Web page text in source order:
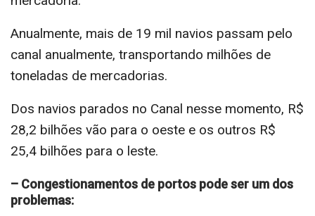
Anualmente, mais de 19 mil navios passam pelo
canal anualmente, transportando milhões de
toneladas de mercadorias.
Dos navios parados no Canal nesse momento, R$
28,2 bilhões vão para o oeste e os outros R$
25,4 bilhões para o leste.
– Congestionamentos de portos pode ser um dos
problemas: